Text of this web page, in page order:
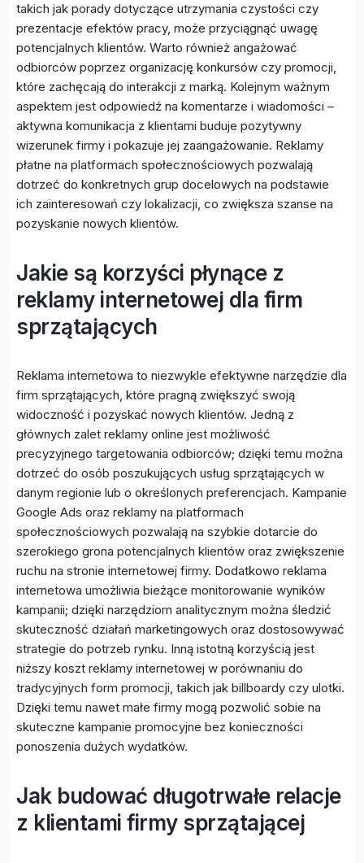
takich jak porady dotyczące utrzymania czystości czy
prezentacje efektów pracy, może przyciągnąć uwagę
potencjalnych klientów. Warto również angażować
odbiorców poprzez organizację konkursów czy promocji,
które zachęcają do interakcji z marką. Kolejnym ważnym
aspektem jest odpowiedź na komentarze i wiadomości –
aktywna komunikacja z klientami buduje pozytywny
wizerunek firmy i pokazuje jej zaangażowanie. Reklamy
płatne na platformach społecznościowych pozwalają
dotrzeć do konkretnych grup docelowych na podstawie
ich zainteresowań czy lokalizacji, co zwiększa szanse na
pozyskanie nowych klientów.
Jakie są korzyści płynące z
reklamy internetowej dla firm
sprzątających
Reklama internetowa to niezwykle efektywne narzędzie dla
firm sprzątających, które pragną zwiększyć swoją
widoczność i pozyskać nowych klientów. Jedną z
głównych zalet reklamy online jest możliwość
precyzyjnego targetowania odbiorców; dzięki temu można
dotrzeć do osób poszukujących usług sprzątających w
danym regionie lub o określonych preferencjach. Kampanie
Google Ads oraz reklamy na platformach
społecznościowych pozwalają na szybkie dotarcie do
szerokiego grona potencjalnych klientów oraz zwiększenie
ruchu na stronie internetowej firmy. Dodatkowo reklama
internetowa umożliwia bieżące monitorowanie wyników
kampanii; dzięki narzędziom analitycznym można śledzić
skuteczność działań marketingowych oraz dostosowywać
strategie do potrzeb rynku. Inną istotną korzyścią jest
niższy koszt reklamy internetowej w porównaniu do
tradycyjnych form promocji, takich jak billboardy czy ulotki.
Dzięki temu nawet małe firmy mogą pozwolić sobie na
skuteczne kampanie promocyjne bez konieczności
ponoszenia dużych wydatków.
Jak budować długotrwałe relacje
z klientami firmy sprzątającej